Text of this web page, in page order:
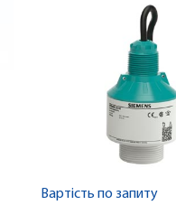
Вартість по запиту